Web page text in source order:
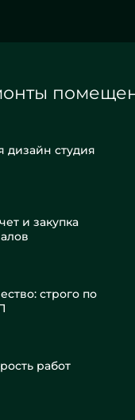
дизайн студия
и закупка
строго по
работ